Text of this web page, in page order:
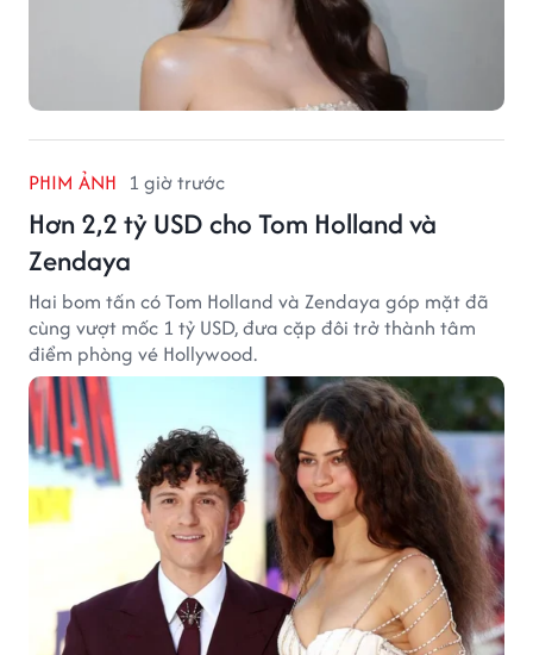
PHIM ẢNH 1 giờ trước
Hơn 2,2 tỷ USD cho Tom Holland và
Zendaya
Hai bom tấn có Tom Holland và Zendaya góp mặt đã
cùng vượt mốc 1 tỷ USD, đưa cặp đôi trở thành tâm
điểm phòng vé Hollywood.